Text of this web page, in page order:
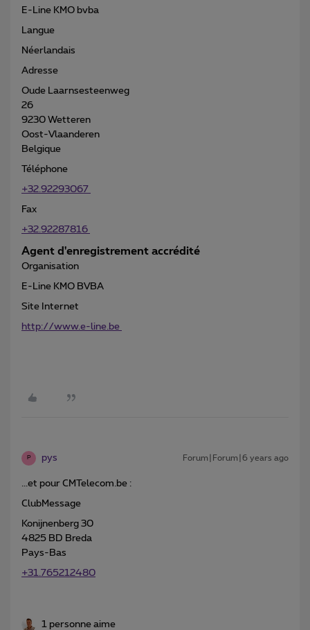
E-Line KMO bvba
Langue
Néerlandais
Adresse
Oude Laarnsesteenweg
26
9230 Wetteren
Oost-Vlaanderen
Belgique
Téléphone
+32.92293067
Fax
+32.92287816
Agent d'enregistrement accrédité
Organisation
E-Line KMO BVBA
Site Internet
http://www.e-line.be
P pys Forum|Forum|6 years ago
...et pour CMTelecom.be :
ClubMessage
Konijnenberg 30
4825 BD Breda
Pays-Bas
+31.765212480
1 personne aime